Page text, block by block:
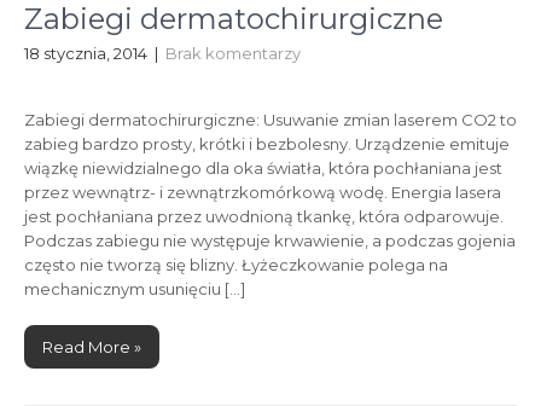
Zabiegi dermatochirurgiczne
18 stycznia, 2014 | Brak komentarzy
Zabiegi dermatochirurgiczne: Usuwanie zmian laserem CO2 to
zabieg bardzo prosty, krótki i bezbolesny. Urządzenie emituje
wiązkę niewidzialnego dla oka światła, która pochłaniana jest
przez wewnątrz- i zewnątrzkomórkową wodę. Energia lasera
jest pochłaniana przez uwodnioną tkankę, która odparowuje.
Podczas zabiegu nie występuje krwawienie, a podczas gojenia
często nie tworzą się blizny. Łyżeczkowanie polega na
mechanicznym usunięciu […]
Read More »